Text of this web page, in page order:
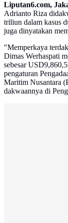
Liputan6.com,
Adrianto Riza
triliun dalam kasus
juga dinyatakan
"Memperkaya
Dimas Werhaspati
sebesar
pengaturan
Maritim Nusantara
dakwaannya di